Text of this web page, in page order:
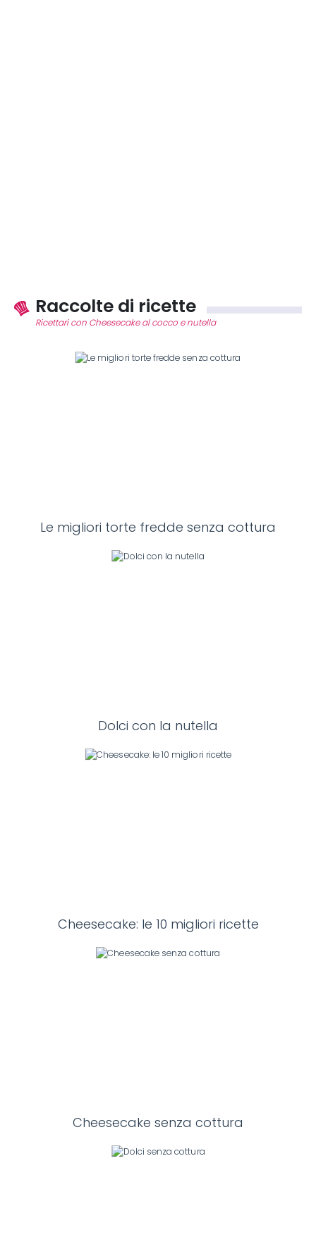
Raccolte di ricette
Ricettari con Cheesecake al cocco e nutella
Le migliori torte fredde senza cottura
Dolci con la nutella
Cheesecake: le 10 migliori ricette
Cheesecake senza cottura